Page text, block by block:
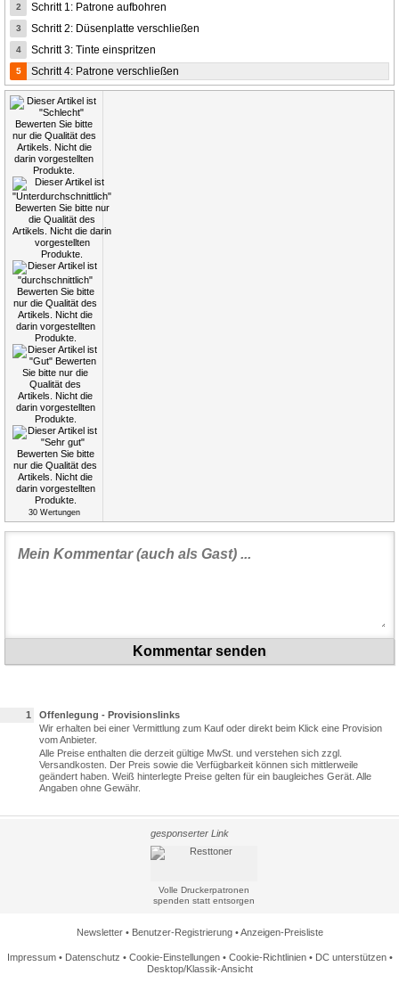
2 Schritt 1: Patrone aufbohren
3 Schritt 2: Düsenplatte verschließen
4 Schritt 3: Tinte einspritzen
5 Schritt 4: Patrone verschließen
30Wertungen
Kommentar senden
1
Offenlegung - Provisionslinks
Wir erhalten bei einer Vermittlung zum Kauf oder direkt beim Klick eine Provision
vom Anbieter.
Alle Preise enthalten die derzeit gültige MwSt. und verstehen sich zzgl.
Versandkosten. Der Preis sowie die Verfügbarkeit können sich mittlerweile
geändert haben. Weiß hinterlegte Preise gelten für ein baugleiches Gerät. Alle
Angaben ohne Gewähr.
gesponserter Link
Volle Druckerpatronen
spenden statt entsorgen
Newsletter• Benutzer-Registrierung•Anzeigen-Preisliste
Impressum• Datenschutz • Cookie-Einstellungen• Cookie-Richtlinien• DC unterstützen•
Desktop/Klassik-Ansicht